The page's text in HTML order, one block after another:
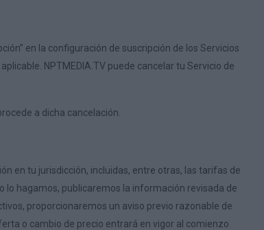
en la configuración de suscripción de los Servicios
NPTMEDIA.TV puede cancelar tu Servicio de
a dicha cancelación.
en tu jurisdicción, incluidas, entre otras, las tarifas de
lo hagamos, publicaremos la información revisada de
proporcionaremos un aviso previo razonable de
o cambio de precio entrará en vigor al comienzo